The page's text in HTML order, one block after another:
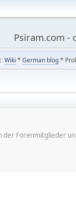
Psiram.com
Wiki * German blog*
der Forenmitglieder